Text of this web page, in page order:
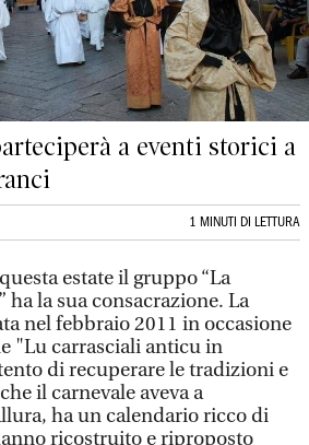
a eventi storici a
1 MINUTI DI LETTURA
estate il gruppo “La
ha la sua consacrazione. La
nel febbraio 2011 in occasione
"Lu carrasciali anticu in
di recuperare le tradizioni e
il carnevale aveva a
ha un calendario ricco di
ricostruito e riproposto